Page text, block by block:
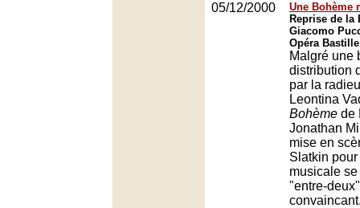
05/12/2000
Une Bohème
Reprise de la
Giacomo
Opéra
Malgré une
distribution
par la
Leontina
Bohème de
Jonathan
mise en
Slatkin
musicale
"entre-